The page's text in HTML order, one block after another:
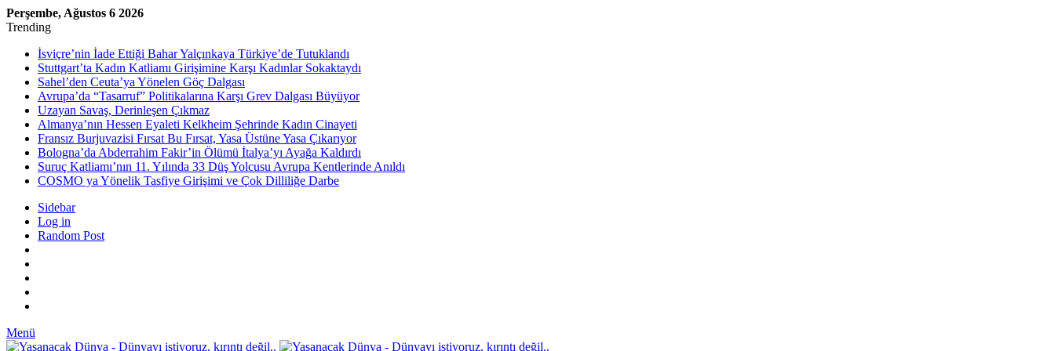
Perşembe, Ağustos 6 2026
Trending
İsviçre’nin İade Ettiği Bahar Yalçınkaya Türkiye’de Tutuklandı
Stuttgart’ta Kadın Katliamı Girişimine Karşı Kadınlar Sokaktaydı
Sahel’den Ceuta’ya Yönelen Göç Dalgası
Avrupa’da “Tasarruf” Politikalarına Karşı Grev Dalgası Büyüyor
Uzayan Savaş, Derinleşen Çıkmaz
Almanya’nın Hessen Eyaleti Kelkheim Şehrinde Kadın Cinayeti
Fransız Burjuvazisi Fırsat Bu Fırsat, Yasa Üstüne Yasa Çıkarıyor
Bologna’da Abderrahim Fakir’in Ölümü İtalya’yı Ayağa Kaldırdı
Suruç Katliamı’nın 11. Yılında 33 Düş Yolcusu Avrupa Kentlerinde Anıldı
COSMO ya Yönelik Tasfiye Girişimi ve Çok Dilliliğe Darbe
Sidebar
Log in
Random Post
Menü